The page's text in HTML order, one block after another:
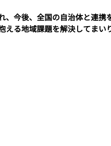
、今後、全国の自治体と連携
る地域課題を解決してまい